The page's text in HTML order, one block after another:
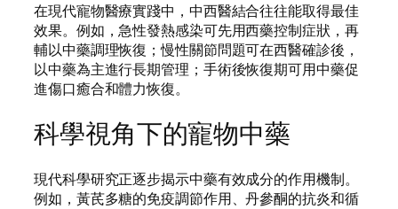
在現代寵物醫療實踐中，中西醫結合往往能取得最佳
效果。例如，急性發熱感染可先用西藥控制症狀，再
輔以中藥調理恢復；慢性關節問題可在西醫確診後，
以中藥為主進行長期管理；手術後恢復期可用中藥促
進傷口癒合和體力恢復。
科學視角下的寵物中藥
現代科學研究正逐步揭示中藥有效成分的作用機制。
例如，黃芪多糖的免疫調節作用、丹參酮的抗炎和循